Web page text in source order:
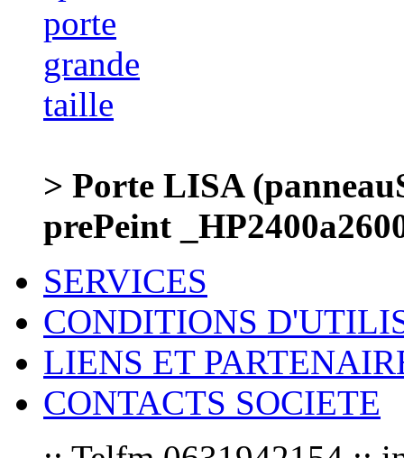
> Porte LISA
prePeint
SERVICES
CONDITIONS
LIENS ET
CONTACTS SOCIETE